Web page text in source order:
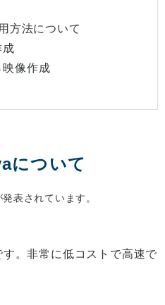
方法について
成
映像作成
について
表されています。
。非常に低コストで高速で